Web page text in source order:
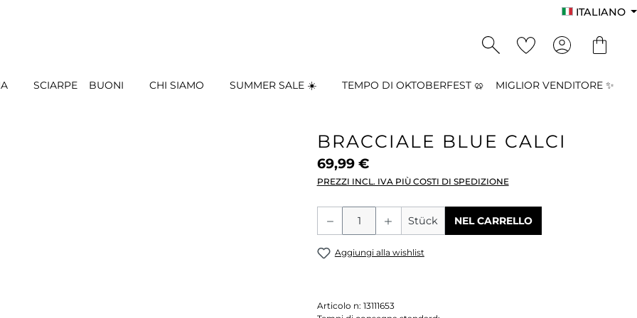
ITALIANO
SCIARPE BUONI CHI SIAMO SUMMER SALE ☀️ TEMPO DI OKTOBERFEST 🥨 MIGLIOR VENDITORE ✨
BRACCIALE BLUE CALCI
69,99 €
PREZZI INCL. IVA PIÙ COSTI DI SPEDIZIONE
Quantità del prodotto: inserisci la
Stück NEL CARRELLO
Aggiungi alla wishlist
Articolo n: 13111653